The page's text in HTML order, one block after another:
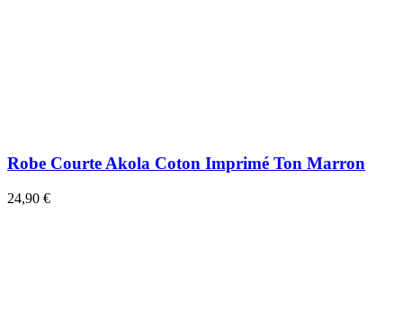
Robe Courte Akola Coton Imprimé Ton Marron
24,90 €